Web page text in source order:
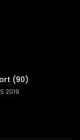
(90)
2019